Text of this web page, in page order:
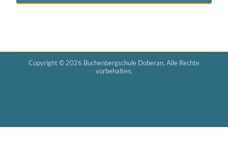
Copyright © 2026 Buchenbergschule Doberan. Alle Rechte
vorbehalten.